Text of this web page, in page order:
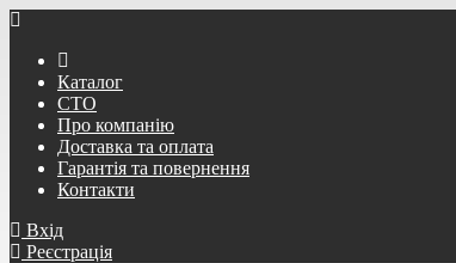
Каталог
СТО
Про компанію
Доставка та оплата
Гарантія та повернення
Контакти
Вхід
Реєстрація